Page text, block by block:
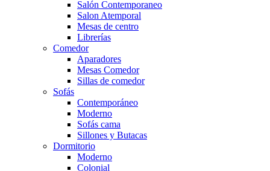
Salón Contemporaneo
Salon Atemporal
Mesas de centro
Librerías
Comedor
Aparadores
Mesas Comedor
Sillas de comedor
Sofás
Contemporáneo
Moderno
Sofás cama
Sillones y Butacas
Dormitorio
Moderno
Colonial